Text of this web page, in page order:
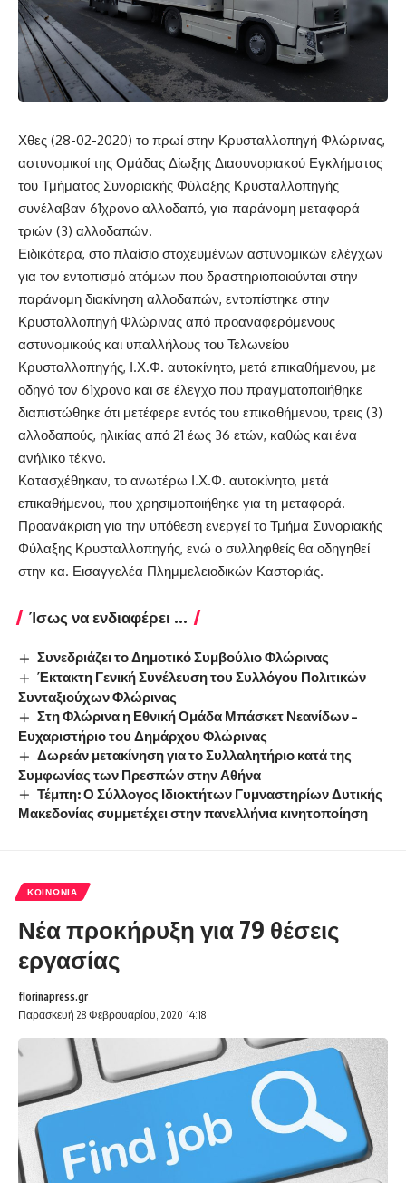
Χθες (28-02-2020) το πρωί στην Κρυσταλλοπηγή Φλώρινας,
αστυνομικοί της Ομάδας Δίωξης Διασυνοριακού Εγκλήματος
του Τμήματος Συνοριακής Φύλαξης Κρυσταλλοπηγής
συνέλαβαν 61χρονο αλλοδαπό, για παράνομη μεταφορά
τριών (3) αλλοδαπών.
Ειδικότερα, στο πλαίσιο στοχευμένων αστυνομικών ελέγχων
για τον εντοπισμό ατόμων που δραστηριοποιούνται στην
παράνομη διακίνηση αλλοδαπών, εντοπίστηκε στην
Κρυσταλλοπηγή Φλώρινας από προαναφερόμενους
αστυνομικούς και υπαλλήλους του Τελωνείου
Κρυσταλλοπηγής, Ι.Χ.Φ. αυτοκίνητο, μετά επικαθήμενου, με
οδηγό τον 61χρονο και σε έλεγχο που πραγματοποιήθηκε
διαπιστώθηκε ότι μετέφερε εντός του επικαθήμενου, τρεις (3)
αλλοδαπούς, ηλικίας από 21 έως 36 ετών, καθώς και ένα
ανήλικο τέκνο.
Κατασχέθηκαν, το ανωτέρω Ι.Χ.Φ. αυτοκίνητο, μετά
επικαθήμενου, που χρησιμοποιήθηκε για τη μεταφορά.
Προανάκριση για την υπόθεση ενεργεί το Τμήμα Συνοριακής
Φύλαξης Κρυσταλλοπηγής, ενώ ο συλληφθείς θα οδηγηθεί
στην κα. Εισαγγελέα Πλημμελειοδικών Καστοριάς.
Ίσως να ενδιαφέρει ...
Συνεδριάζει το Δημοτικό Συμβούλιο Φλώρινας
Έκτακτη Γενική Συνέλευση του Συλλόγου Πολιτικών
Συνταξιούχων Φλώρινας
Στη Φλώρινα η Εθνική Ομάδα Μπάσκετ Νεανίδων –
Ευχαριστήριο του Δημάρχου Φλώρινας
Δωρεάν μετακίνηση για το Συλλαλητήριο κατά της
Συμφωνίας των Πρεσπών στην Αθήνα
Τέμπη: Ο Σύλλογος Ιδιοκτήτων Γυμναστηρίων Δυτικής
Μακεδονίας συμμετέχει στην πανελλήνια κινητοποίηση
ΚΟΙΝΩΝΊΑ
Νέα προκήρυξη για 79 θέσεις
εργασίας
Παρασκευή 28 Φεβρουαρίου, 2020 14:18
florinapress.gr